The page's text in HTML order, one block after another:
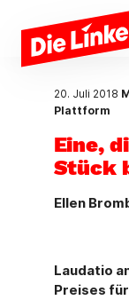
Zum Hauptinhalt
20. Juli 2018
Plattform
Eine,
Stück
Ellen
Laudatio
Preises